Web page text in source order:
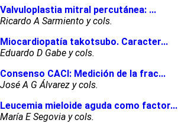
Valvuloplastia mitral percutánea: ...
Ricardo A Sarmiento y cols.
Miocardiopatía takotsubo. Caracter...
Eduardo D Gabe y cols.
Consenso CACI: Medición de la frac...
José A G Álvarez y cols.
Leucemia mieloide aguda como factor...
María E Segovia y cols.